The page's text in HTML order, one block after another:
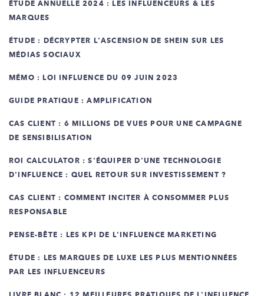
ÉTUDE ANNUELLE 2024 : LES INFLUENCEURS & LES
MARQUES
ÉTUDE : DÉCRYPTER L'ASCENSION DE SHEIN SUR LES
MÉDIAS SOCIAUX
MÉMO : LOI INFLUENCE DU 09 JUIN 2023
GUIDE PRATIQUE : AMPLIFICATION
CAS CLIENT : 6 MILLIONS DE VUES POUR UNE CAMPAGNE
DE SENSIBILISATION
ROI CALCULATOR : S'ÉQUIPER D'UNE TECHNOLOGIE
D'INFLUENCE : QUEL RETOUR SUR INVESTISSEMENT ?
CAS CLIENT : COMMENT INCITER À CONSOMMER PLUS
RESPONSABLE
PENSE-BÊTE : LES KPI DE L'INFLUENCE MARKETING
ÉTUDE : LES MARQUES DE LUXE LES PLUS MENTIONNÉES
PAR LES INFLUENCEURS